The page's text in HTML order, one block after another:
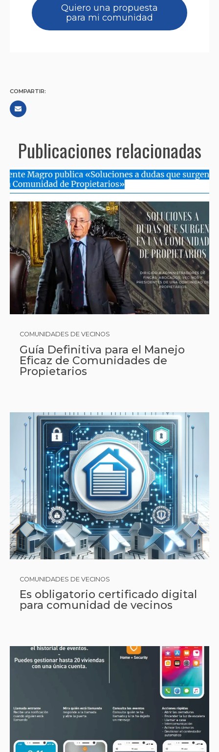
COMPARTIR:
Publicaciones relacionadas
COMUNIDADES DE VECINOS
Guía Definitiva para el Manejo
Eficaz de Comunidades de
Propietarios
COMUNIDADES DE VECINOS
Es obligatorio certificado digital
para comunidad de vecinos